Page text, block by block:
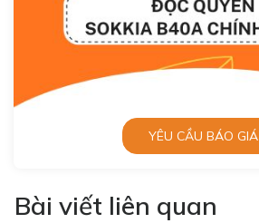
YÊU CẦU BÁO GIÁ
Bài viết liên quan